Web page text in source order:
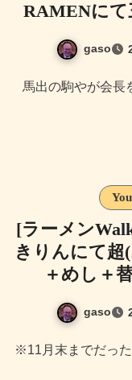
RAMENにて
gaso
馬出の駒やが会長を務める福岡の若手ラーメン店主の会
[ラーメン
きりんにて超
＋めし＋
gaso
※11月末までだった超きりんは12月末まで販売延長されて